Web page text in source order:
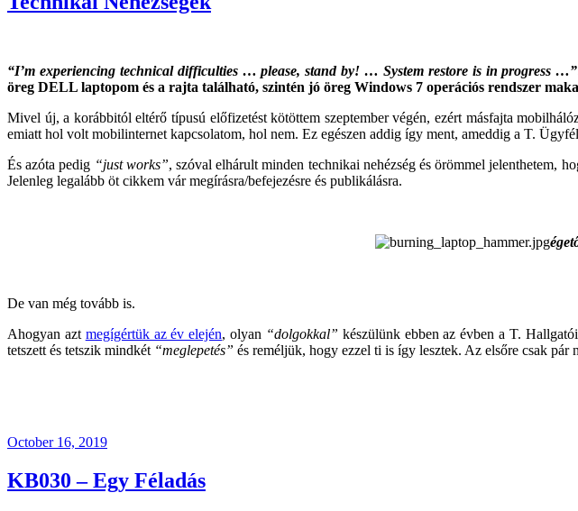
“I’m experiencing technical difficulties … please, stand by! … System restore is in progress
öreg DELL laptopom és a rajta található, szintén jó öreg Windows 7 operációs rendszer
Mivel új, a korábbitól eltérő típusú előfizetést kötöttem szeptember végén, ezért másfajta
emiatt hol volt mobilinternet kapcsolatom, hol nem. Ez egészen addig így ment, ameddig a T.
És azóta pedig “just works”, szóval elhárult minden technikai nehézség és örömmel jelenthetem,
Jelenleg legalább öt cikkem vár megírásra/befejezésre és publikálásra.
De van még tovább is.
Ahogyan azt megígértük az év elején, olyan “dolgokkal” készülünk ebben az évben a T.
tetszett és tetszik mindkét “meglepetés” és reméljük, hogy ezzel ti is így lesztek. Az elsőre csak pár
Posted
October 16, 2019
KB030 – Egy Féladás